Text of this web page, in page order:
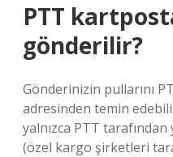
PTT
gönderilir?
Gönderinizin pullarını
adresinden temin
yalnızca PTT
(özel kargo şirketleri